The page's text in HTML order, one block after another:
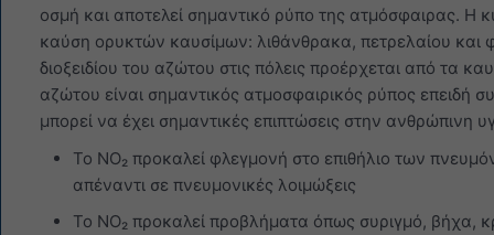
οσμή και αποτελεί σημαντικό ρύπο της ατμόσφαιρας. Η
καύση ορυκτών καυσίμων: λιθάνθρακα, πετρελαίου και
διοξειδίου του αζώτου στις πόλεις προέρχεται από τα
αζώτου είναι σημαντικός ατμοσφαιρικός ρύπος επειδή
μπορεί να έχει σημαντικές επιπτώσεις στην ανθρώπινη
Το NO₂ προκαλεί φλεγμονή στο επιθήλιο των
απέναντι σε πνευμονικές λοιμώξεις
Το NO₂ προκαλεί προβλήματα όπως συριγμό, βήχα,